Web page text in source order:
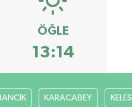
ÖĞLE
13:14
KARACABEY KELES